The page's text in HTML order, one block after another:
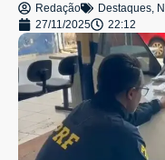
Redação Destaques,
27/11/2025
22:12